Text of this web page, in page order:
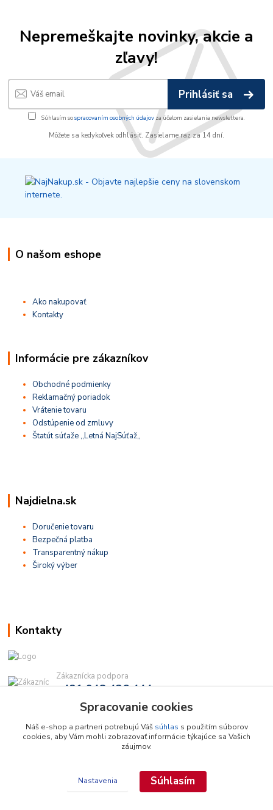
Nepremeškajte novinky, akcie a
zľavy!
Prihlásiť sa
Súhlasím sospracovaním osobných údajov za účelom zasielania newslettera.
Môžete sa kedykoľvek odhlásiť. Zasielame raz za 14 dní.
O našom eshope
Ako nakupovať
Kontakty
Informácie pre zákazníkov
Obchodné podmienky
Reklamačný poriadok
Vrátenie tovaru
Odstúpenie od zmluvy
Štatút súťaže ,,Letná NajSúťaž,,
Najdielna.sk
Doručenie tovaru
Bezpečná platba
Transparentný nákup
Široký výber
Kontakty
Zákaznícka podpora
+421 948 436 444
(Po-Pia, 9-16 hod.)
info@najdielna.sk
Spracovanie cookies
Náš e-shop a partneri potrebujú Váš súhlas s použitím súborov
cookies, aby Vám mohli zobrazovať informácie týkajúce sa Vašich
záujmov.
Nastavenia Súhlasím